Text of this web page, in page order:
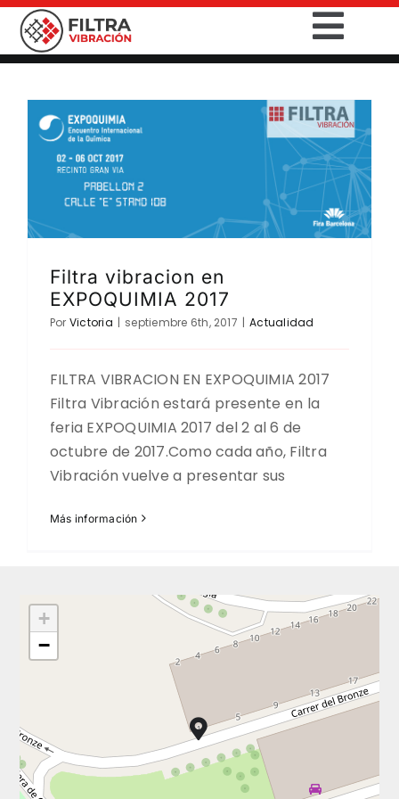
Saltar
contenido
INICIO
PRODUCTOS
SECTORES
EMPRESA
DESCARGAS
Filtra vibracion en
EXPOQUIMIA 2017
Por Victoria | septiembre 6th, 2017 | Actualidad
FILTRA VIBRACION EN EXPOQUIMIA 2017
Filtra Vibración estará presente en la
feria EXPOQUIMIA 2017 del 2 al 6 de
octubre de 2017.Como cada año, Filtra
Vibración vuelve a presentar sus
Más información
+
−